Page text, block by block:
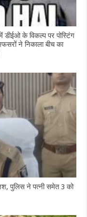
के विकल्प पर पोस्टिंग
ने निकाला बीच का
पुलिस ने पत्नी समेत 3 को